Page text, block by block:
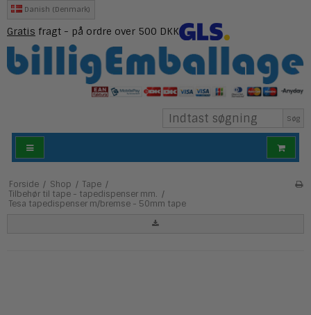
Danish (Denmark)
Gratis fragt - på ordre over 500 DKK
Søg
Forside / Shop / Tape /
Tilbehør til tape - tapedispenser mm. /
Tesa tapedispenser m/bremse - 50mm tape